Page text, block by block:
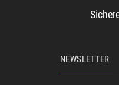
NEWSLETTER